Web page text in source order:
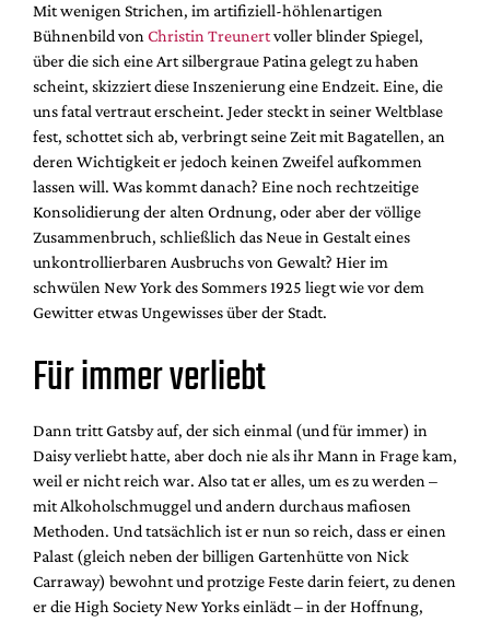
Mit wenigen Strichen, im artifiziell-höhlenartigen
Bühnenbild vonChristin Treunertvoller blinder Spiegel,
über die sich eine Art silbergraue Patina gelegt zu haben
scheint, skizziert diese Inszenierung eine Endzeit. Eine, die
uns fatal vertraut erscheint. Jeder steckt in seiner Weltblase
fest, schottet sich ab, verbringt seine Zeit mit Bagatellen, an
deren Wichtigkeit er jedoch keinen Zweifel aufkommen
lassen will. Was kommt danach? Eine noch rechtzeitige
Konsolidierung der alten Ordnung, oder aber der völlige
Zusammenbruch, schließlich das Neue in Gestalt eines
unkontrollierbaren Ausbruchs von Gewalt? Hier im
schwülen New York des Sommers 1925 liegt wie vor dem
Gewitter etwas Ungewisses über der Stadt.
Für immer verliebt
Dann tritt Gatsby auf, der sich einmal (und für immer) in
Daisy verliebt hatte, aber doch nie als ihr Mann in Frage kam,
weil er nicht reich war. Also tat er alles, um es zu werden –
mit Alkoholschmuggel und andern durchaus mafiosen
Methoden. Und tatsächlich ist er nun so reich, dass er einen
Palast (gleich neben der billigen Gartenhütte von Nick
Carraway) bewohnt und protzige Feste darin feiert, zu denen
er die High Society New Yorks einlädt – in der Hoffnung,